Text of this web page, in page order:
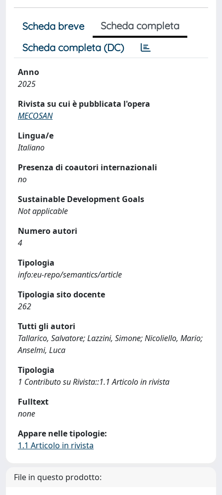
Scheda breve
Scheda completa
Scheda completa (DC)
Anno
2025
Rivista su cui è pubblicata l'opera
MECOSAN
Lingua/e
Italiano
Presenza di coautori internazionali
no
Sustainable Development Goals
Not applicable
Numero autori
4
Tipologia
info:eu-repo/semantics/article
Tipologia sito docente
262
Tutti gli autori
Tallarico, Salvatore; Lazzini, Simone; Nicoliello, Mario;
Anselmi, Luca
Tipologia
1 Contributo su Rivista::1.1 Articolo in rivista
Fulltext
none
Appare nelle tipologie:
1.1 Articolo in rivista
File in questo prodotto: